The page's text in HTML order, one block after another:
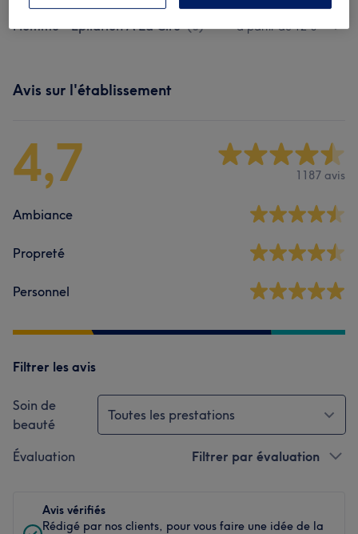
Homme - Épilation À La Cire (3) à partir de 12 €
Avis sur l'établissement
4,7 1187 avis
Ambiance
Propreté
Personnel
Filtrer les avis
Soin de
beauté
Toutes les prestations
Évaluation Filtrer par évaluation
Avis vérifiés
Rédigé par nos clients, pour vous faire une idée de la